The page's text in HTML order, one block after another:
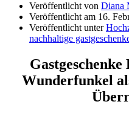
Veröffentlicht von Diana
Veröffentlicht am 16.
Veröffentlicht unter
nachhaltige
Wunderfunkel